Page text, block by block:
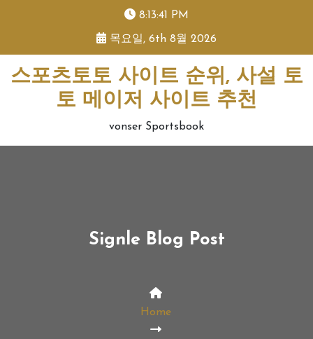
8:13:42 PM
목요일, 6th 8월 2026
스포츠토토 사이트 순위, 사설 토
토 메이저 사이트 추천
vonser Sportsbook
Signle Blog Post
Home